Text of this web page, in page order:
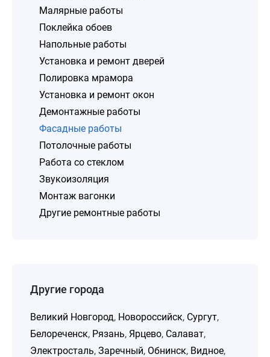
Малярные работы
Поклейка обоев
Напольные работы
Установка и ремонт дверей
Полировка мрамора
Установка и ремонт окон
Демонтажные работы
Фасадные работы
Потолочные работы
Работа со стеклом
Звукоизоляция
Монтаж вагонки
Другие ремонтные работы
Другие города
Великий Новгород, Новороссийск, Сургут,
Белореченск, Рязань, Ярцево, Салават,
Электросталь, Заречный, Обнинск, Видное,